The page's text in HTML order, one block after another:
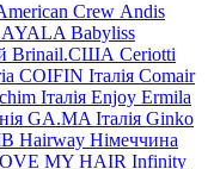
Crew Andis
AYALA Babyliss
Brinail.США Ceriotti
COIFIN Італія Comair
Італія Enjoy Ermila
GA.MA Італія Ginko
Hairway Німеччина
MY HAIR Infinity